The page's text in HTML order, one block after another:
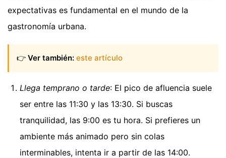
expectativas es fundamental en el mundo de la
gastronomía urbana.
👉 Ver también: este artículo
Llega temprano o tarde: El pico de afluencia suele
ser entre las 11:30 y las 13:30. Si buscas
tranquilidad, las 9:00 es tu hora. Si prefieres un
ambiente más animado pero sin colas
interminables, intenta ir a partir de las 14:00.